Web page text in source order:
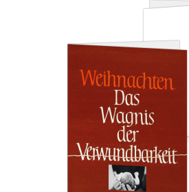
Missbrauch, Misshandlung, bis
wann immer ein Kind in Gefahr
- Zum Kind wird Gott nur im
einzige Weltreligion, in der Gott
aufgibt und sich aus Liebe
Niederungen menschlichen
unvollkommen ist. In keiner
macht Gott sich ganz klein und
zu den Menschen. Wir müssen
annehmen und für sie eintreten.